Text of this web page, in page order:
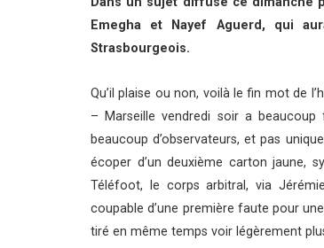
Emegha et Nayef Aguerd, qui
Strasbourgeois.
Qu’il plaise ou non, voilà le fin mot de
– Marseille vendredi soir a
beaucoup d’observateurs, et pas
écoper d’un deuxième carton jaune,
Téléfoot, le corps arbitral, via
coupable d’une première faute pour
tiré en même temps voir légèrement